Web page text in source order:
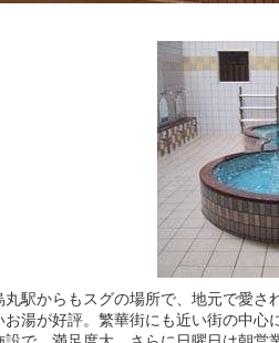
丸駅からもスグの場所で、地元で愛
お湯が好評。繁華街にも近い街の中